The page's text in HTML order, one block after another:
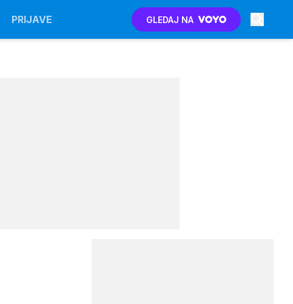
PRIJAVE GLEDAJ NA